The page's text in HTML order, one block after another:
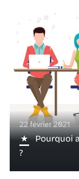
22 février 2021
Pourquoi
?